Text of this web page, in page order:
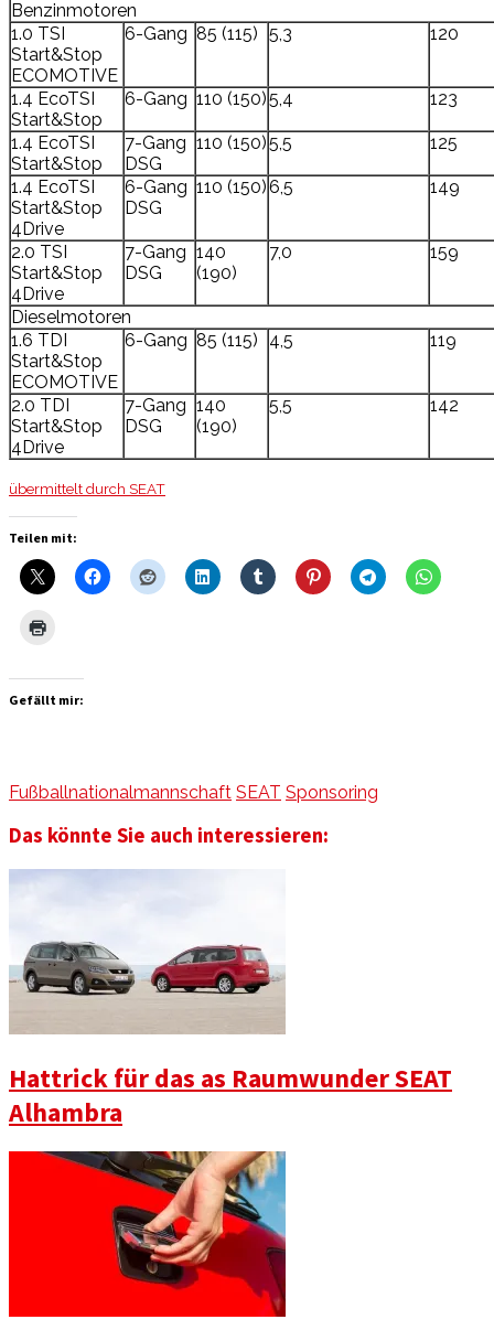
Benzinmotoren
1.0 TSI
Start&Stop
ECOMOTIVE
6-Gang 85 (115) 5,3 120
1.4 EcoTSI
Start&Stop
6-Gang 110 (150)5,4 123
1.4 EcoTSI
Start&Stop
7-Gang
DSG
110 (150)5,5 125
1.4 EcoTSI
Start&Stop
4Drive
6-Gang
DSG
110 (150)6,5 149
2.0 TSI
Start&Stop
4Drive
7-Gang
DSG
140
(190)
7,0 159
Dieselmotoren
1.6 TDI
Start&Stop
ECOMOTIVE
6-Gang 85 (115) 4,5 119
2.0 TDI
Start&Stop
4Drive
7-Gang
DSG
140
(190)
5,5 142
übermittelt durch SEAT
Teilen mit:
Gefällt mir:
Fußballnationalmannschaft SEAT Sponsoring
Das könnte Sie auch interessieren:
Hattrick für das as Raumwunder SEAT
Alhambra